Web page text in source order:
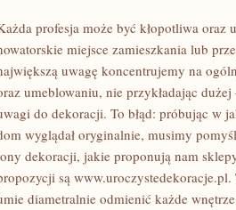
profesja może być kłopotliwa
miejsce zamieszkania lub
uwagę koncentrujemy na
umeblowaniu, nie przykładając
do dekoracji. To błąd: próbując w
wyglądał oryginalnie, musimy
dekoracji, jakie proponują nam
są www.uroczystedekoracje.pl.
diametralnie odmienić każde